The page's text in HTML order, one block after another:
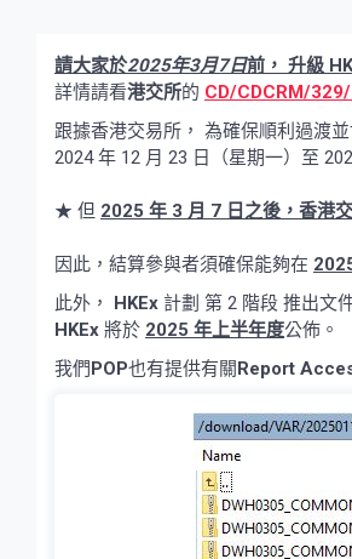
請大家於2025年3月7日前， 升級
詳情請看港交所的 CD/CDCRM/
跟據香港交易所， 為確保順利過渡
2024 年 12 月 23 日（星期一）至
★ 但 2025 年 3 月 7 日之後，香港
因此，結算參與者須確保能夠在
此外， HKEx 計劃 第 2 階段 推出文
HKEx 將於 2025 年上半年度公佈。
我們POP也有提供有關Report